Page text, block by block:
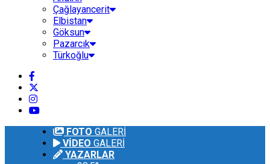
Çağlayancerit
Elbistan
Göksun
Pazarcık
Türkoğlu
FOTO GALERİ
VİDEO GALERİ
YAZARLAR